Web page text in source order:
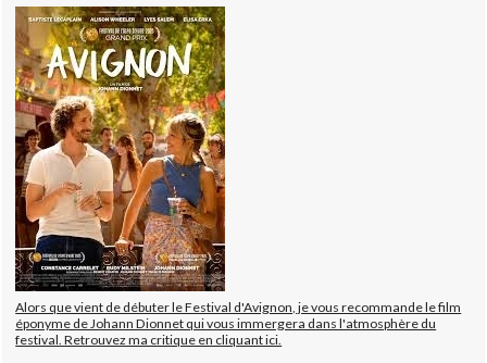
Alors que vient de débuter le Festival d'Avignon, je vous recommande le film
éponyme de Johann Dionnet qui vous immergera dans l'atmosphère du
festival. Retrouvez ma critique en cliquant ici.